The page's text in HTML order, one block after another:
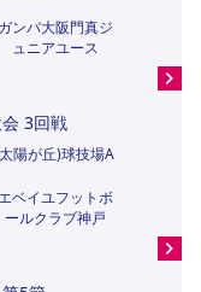
ガンバ大阪門真ジ
ュニアユース
3回戦
陽が丘)球技場A
エベイユフットボ
ールクラブ神戸